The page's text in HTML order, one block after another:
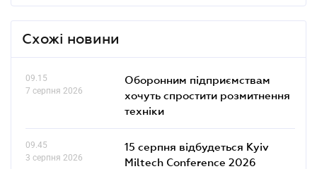
Схожі новини
09.15
7 серпня 2026
Оборонним підприємствам
хочуть спростити розмитнення
техніки
09.45
3 серпня 2026
15 серпня відбудеться Kyiv
Miltech Conference 2026